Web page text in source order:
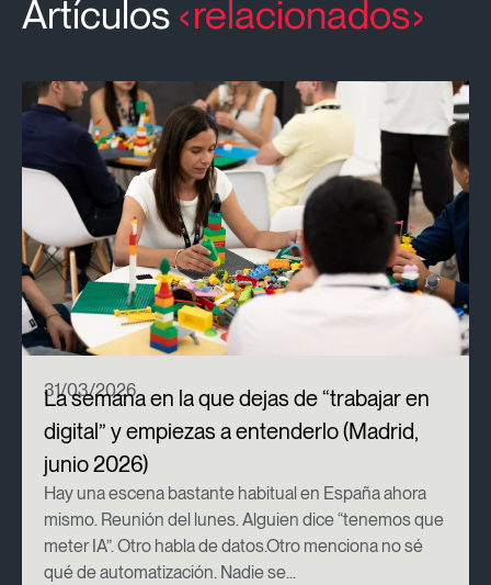
Artículos relacionados
31/03/2026
La semana en la que dejas de “trabajar en
digital” y empiezas a entenderlo (Madrid,
junio 2026)
Hay una escena bastante habitual en España ahora
mismo. Reunión del lunes. Alguien dice “tenemos que
meter IA”. Otro habla de datos.Otro menciona no sé
qué de automatización. Nadie se...